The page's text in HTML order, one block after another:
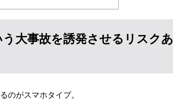
大事故を誘発させるリスクあ
のがスマホタイプ。